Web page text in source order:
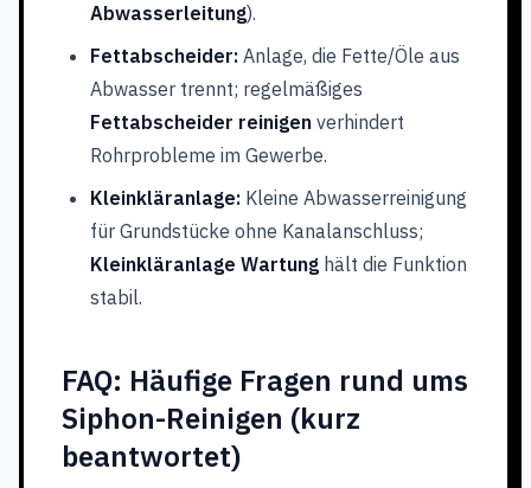
Abwasserleitung).
Fettabscheider: Anlage, die Fette/Öle aus
Abwasser trennt; regelmäßiges
Fettabscheider reinigen verhindert
Rohrprobleme im Gewerbe.
Kleinkläranlage: Kleine Abwasserreinigung
für Grundstücke ohne Kanalanschluss;
Kleinkläranlage Wartung hält die Funktion
stabil.
FAQ: Häufige Fragen rund ums
Siphon-Reinigen (kurz
beantwortet)